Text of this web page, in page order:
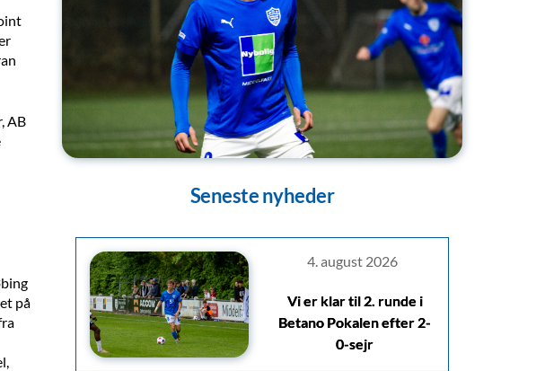
AB
på
Seneste nyheder
4. august 2026
Vi er klar til 2. runde i
Betano Pokalen efter 2-
0-sejr